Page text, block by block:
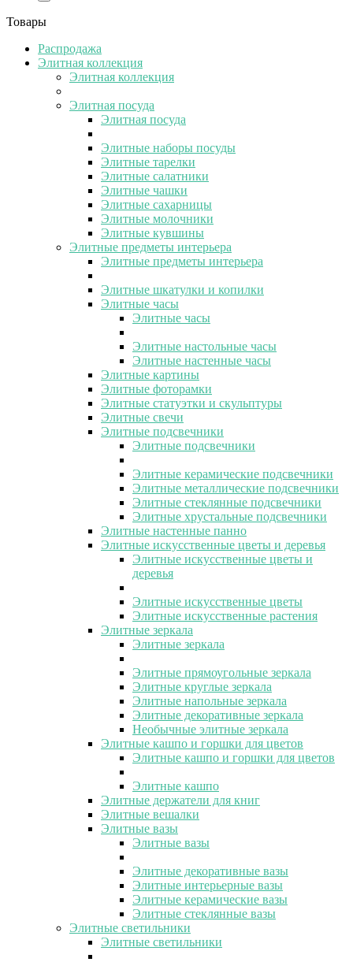
Товары
Распродажа
Элитная коллекция
Элитная коллекция
Элитная посуда
Элитная посуда
Элитные наборы посуды
Элитные тарелки
Элитные салатники
Элитные чашки
Элитные сахарницы
Элитные молочники
Элитные кувшины
Элитные предметы интерьера
Элитные предметы интерьера
Элитные шкатулки и копилки
Элитные часы
Элитные часы
Элитные настольные часы
Элитные настенные часы
Элитные картины
Элитные фоторамки
Элитные статуэтки и скульптуры
Элитные свечи
Элитные подсвечники
Элитные подсвечники
Элитные керамические подсвечники
Элитные металлические подсвечники
Элитные стеклянные подсвечники
Элитные хрустальные подсвечники
Элитные настенные панно
Элитные искусственные цветы и деревья
Элитные искусственные цветы и
деревья
Элитные искусственные цветы
Элитные искусственные растения
Элитные зеркала
Элитные зеркала
Элитные прямоугольные зеркала
Элитные круглые зеркала
Элитные напольные зеркала
Элитные декоративные зеркала
Необычные элитные зеркала
Элитные кашпо и горшки для цветов
Элитные кашпо и горшки для цветов
Элитные кашпо
Элитные держатели для книг
Элитные вешалки
Элитные вазы
Элитные вазы
Элитные декоративные вазы
Элитные интерьерные вазы
Элитные керамические вазы
Элитные стеклянные вазы
Элитные светильники
Элитные светильники